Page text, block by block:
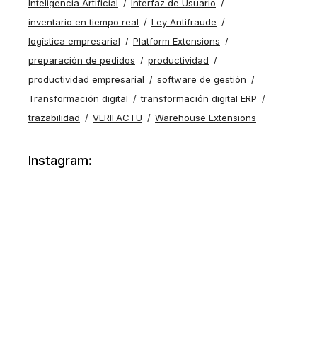
Inteligencia Artificial
Interfaz de Usuario
inventario en tiempo real
Ley Antifraude
logística empresarial
Platform Extensions
preparación de pedidos
productividad
productividad empresarial
software de gestión
Transformación digital
transformación digital ERP
trazabilidad
VERIFACTU Warehouse Extensions
Instagram: